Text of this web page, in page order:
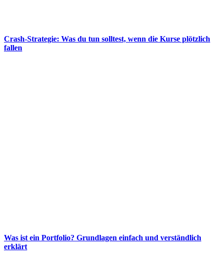
Crash-Strategie: Was du tun solltest, wenn die Kurse plötzlich
fallen
Was ist ein Portfolio? Grundlagen einfach und verständlich
erklärt